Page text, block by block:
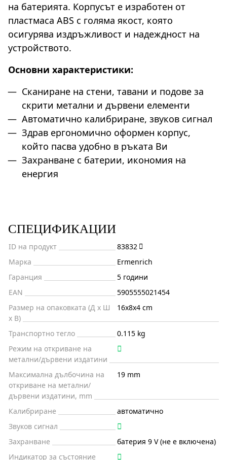
на батерията. Корпусът е изработен от
пластмаса ABS с голяма якост, която
осигурява издръжливост и надеждност на
устройството.
Основни характеристики:
Сканиране на стени, тавани и подове за
скрити метални и дървени елементи
Автоматично калибриране, звуков сигнал
Здрав ергономично оформен корпус,
който пасва удобно в ръката Ви
Захранване с батерии, икономия на
енергия
СПЕЦИФИКАЦИИ
ID на продукт
83832
Марка
Ermenrich
Гаранция
5 години
EAN
5905555021454
Размер на опаковката (Д x Ш
x В)
16x8x4 cm
Транспортно тегло
0.115 kg
Режим на откриване на
метални/дървени издатини
Максимална дълбочина на
откриване на метални/
дървени издатини, mm
19 mm
Калибриране
автоматично
Звуков сигнал
Захранване
батерия 9 V (не е включена)
Индикатор за състояние